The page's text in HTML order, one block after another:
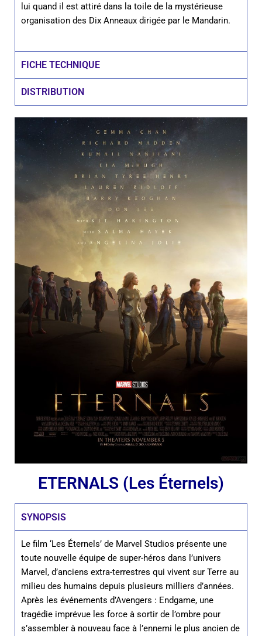
lui quand il est attiré dans la toile de la mystérieuse
organisation des Dix Anneaux dirigée par le Mandarin.
FICHE TECHNIQUE
DISTRIBUTION
ETERNALS (Les Éternels)
SYNOPSIS
Le film ‘Les Éternels’ de Marvel Studios présente une
toute nouvelle équipe de super-héros dans l’univers
Marvel, d’anciens extra-terrestres qui vivent sur Terre au
milieu des humains depuis plusieurs milliers d’années.
Après les événements d’Avengers : Endgame, une
tragédie imprévue les force à sortir de l’ombre pour
s’assembler à nouveau face à l’ennemi le plus ancien de